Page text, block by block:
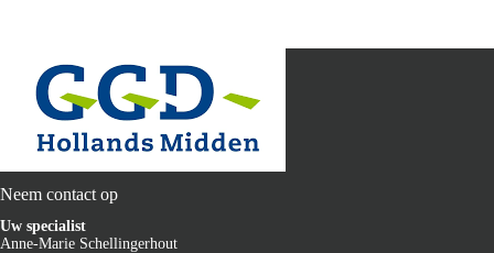
Neem contact op
Uw specialist
Anne-Marie Schellingerhout